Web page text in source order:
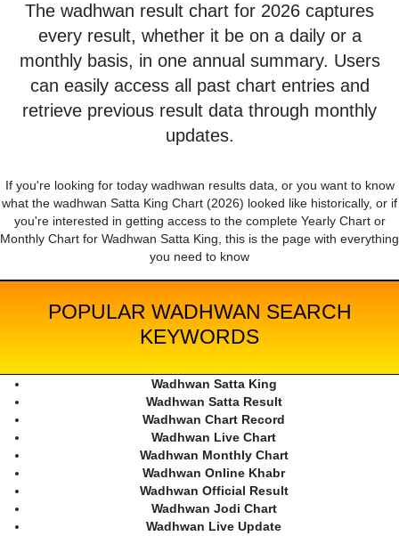
The wadhwan result chart for 2026 captures
every result, whether it be on a daily or a
monthly basis, in one annual summary. Users
can easily access all past chart entries and
retrieve previous result data through monthly
updates.
If you're looking for today wadhwan results data, or you want to know
what the wadhwan Satta King Chart (2026) looked like historically, or if
you're interested in getting access to the complete Yearly Chart or
Monthly Chart for Wadhwan Satta King, this is the page with everything
you need to know
POPULAR WADHWAN SEARCH
KEYWORDS
Wadhwan Satta King
Wadhwan Satta Result
Wadhwan Chart Record
Wadhwan Live Chart
Wadhwan Monthly Chart
Wadhwan Online Khabr
Wadhwan Official Result
Wadhwan Jodi Chart
Wadhwan Live Update